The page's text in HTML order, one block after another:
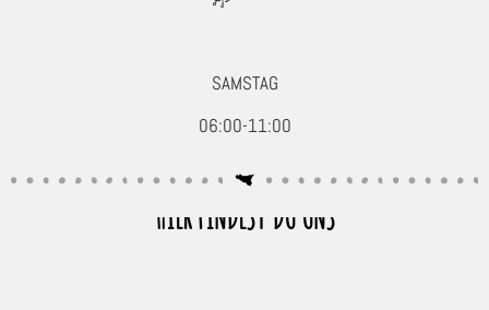
SAMSTAG
06:00-11:00
HIER FINDEST DU UNS